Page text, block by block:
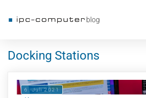
blog
Docking Stations
6. Juli 2021